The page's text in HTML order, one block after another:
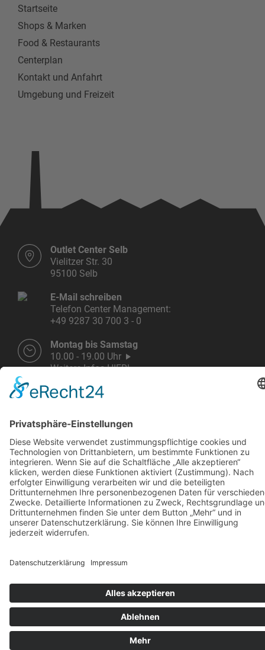
Startseite
Shops & Marken
Food & Restaurants
Centerplan
Kontakt und Anfahrt
Umgebung und Freizeit
Outlet Center Selb
Vielitzer Str. 30
95100 Selb
E-Mail schreiben
Telefon Center Management:
+49 9287 30 700 3 - 0
Montag bis Samstag
10.00 - 19.00 Uhr
Weitere Infos HIER!
KARRIERE
KONTAKT & ANFAHRT
COOKIE-EINSTELLUNGEN
DATENSCHUTZ